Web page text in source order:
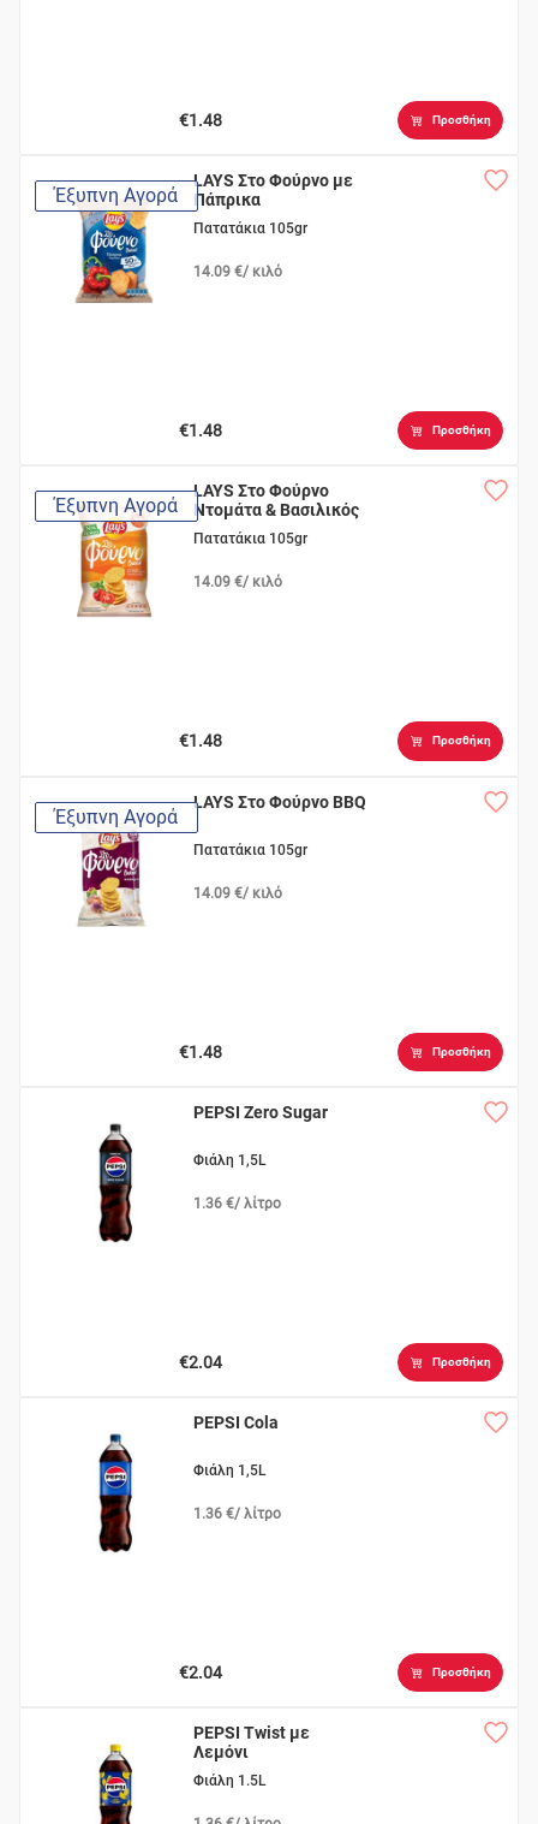
€1.48 Προσθήκη
Έξυπνη Αγορά
LAYS Στο Φούρνο με
Πάπρικα
Πατατάκια 105gr
14.09 €/ κιλό
€1.48 Προσθήκη
Έξυπνη Αγορά
LAYS Στο Φούρνο
Ντομάτα & Βασιλικός
Πατατάκια 105gr
14.09 €/ κιλό
€1.48 Προσθήκη
Έξυπνη Αγορά
LAYS Στο Φούρνο BBQ
Πατατάκια 105gr
14.09 €/ κιλό
€1.48 Προσθήκη
PEPSI Zero Sugar
Φιάλη 1,5L
1.36 €/ λίτρο
€2.04 Προσθήκη
PEPSI Cola
Φιάλη 1,5L
1.36 €/ λίτρο
€2.04 Προσθήκη
PEPSI Twist με
Λεμόνι
Φιάλη 1.5L